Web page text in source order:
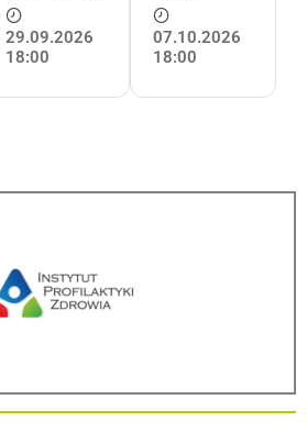
29.09.2026
18:00
07.10.2026
18:00